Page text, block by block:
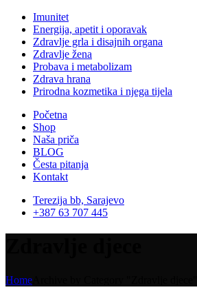
Imunitet
Energija, apetit i oporavak
Zdravlje grla i disajnih organa
Zdravlje žena
Probava i metabolizam
Zdrava hrana
Prirodna kozmetika i njega tijela
Početna
Shop
Naša priča
BLOG
Česta pitanja
Kontakt
Terezija bb, Sarajevo
+387 63 707 445
Home